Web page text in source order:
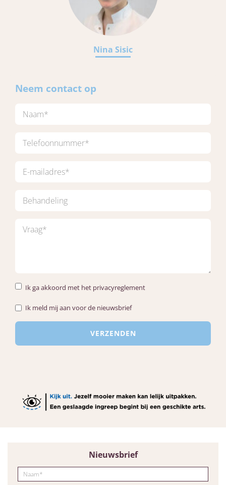
Nina Sisic
Neem contact op
Ik ga akkoord met het privacyreglement
Ik meld mij aan voor de nieuwsbrief
Nieuwsbrief